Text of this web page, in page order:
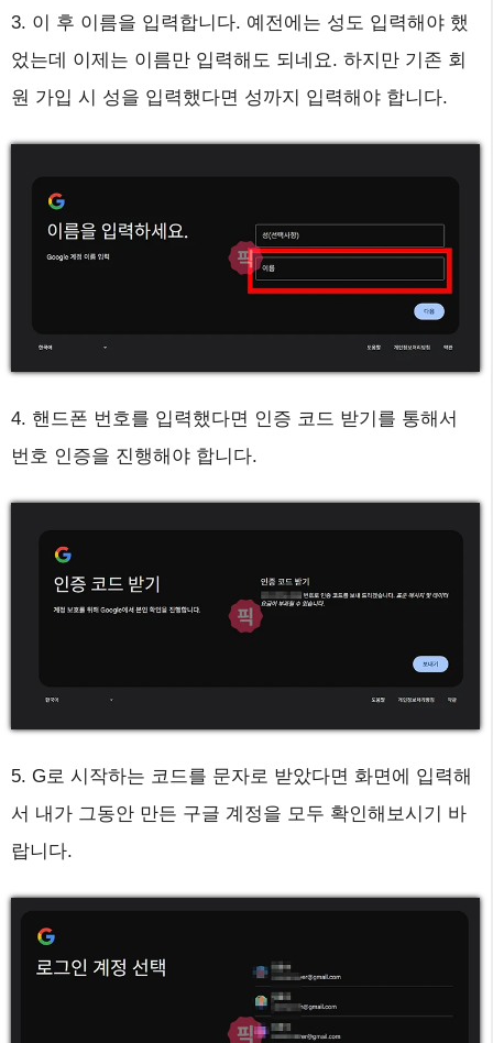
3. 이 후 이름을 입력합니다. 예전에는 성도 입력해야 했
었는데 이제는 이름만 입력해도 되네요. 하지만 기존 회
원 가입 시 성을 입력했다면 성까지 입력해야 합니다.
4. 핸드폰 번호를 입력했다면 인증 코드 받기를 통해서
번호 인증을 진행해야 합니다.
5. G로 시작하는 코드를 문자로 받았다면 화면에 입력해
서 내가 그동안 만든 구글 계정을 모두 확인해보시기 바
랍니다.